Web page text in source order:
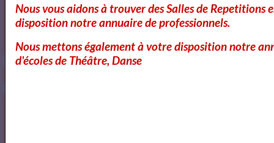
Nous vous aidons à trouver des Salles de Repetitions
disposition notre annuaire de professionnels.
Nous mettons également à votre disposition notre
d'écoles de Théâtre, Danse